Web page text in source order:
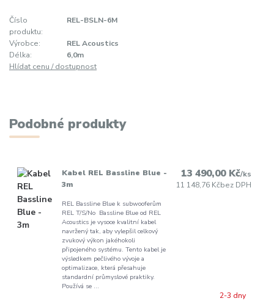
Číslo
produktu:
REL-BSLN-6M
Výrobce:
REL Acoustics
Délka:
6,0m
Hlídat cenu / dostupnost
Podobné produkty
Kabel REL Bassline Blue -
3m
REL Bassline Blue k subwooferům
REL T/S/No Bassline Blue od REL
Acoustics je vysoce kvalitní kabel
navržený tak, aby vylepšil celkový
zvukový výkon jakéhokoli
připojeného systému. Tento kabel je
výsledkem pečlivého vývoje a
optimalizace, která přesahuje
standardní průmyslové praktiky.
Používá se ...
13 490,00 Kč/ks
11 148,76 Kčbez DPH
2-3 dny